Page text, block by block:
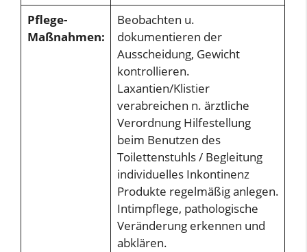
Pflege-
Maßnahmen:
Beobachten u.
dokumentieren der
Ausscheidung, Gewicht
kontrollieren.
Laxantien/Klistier
verabreichen n. ärztliche
Verordnung Hilfestellung
beim Benutzen des
Toilettenstuhls / Begleitung
individuelles Inkontinenz
Produkte regelmäßig anlegen.
Intimpflege, pathologische
Veränderung erkennen und
abklären.